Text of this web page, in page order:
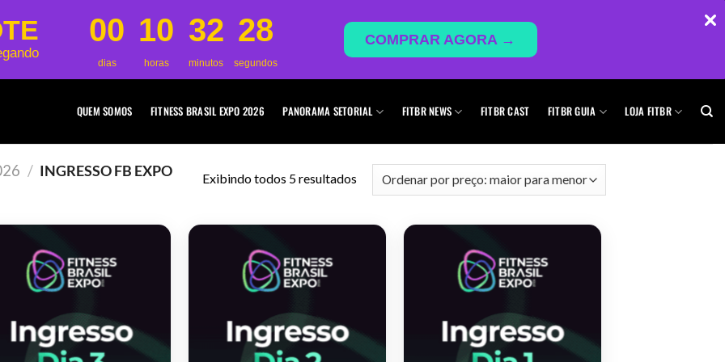
00
dias
10
horas
32
minutos
28
segundos
COMPRAR AGORA →
QUEM SOMOS FITNESS BRASIL EXPO 2026 PANORAMA SETORIAL FITBR NEWS FITBR CAST FITBR GUIA LOJA FITBR
/ INGRESSO FB EXPO
Exibindo todos 5 resultados